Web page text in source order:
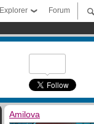
Forum
Explorer
Amilova